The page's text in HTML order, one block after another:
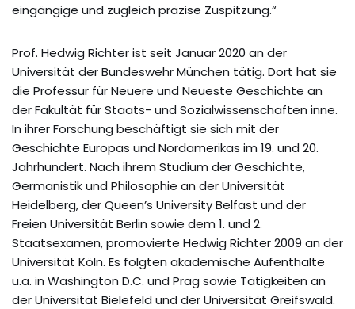
eingängige und zugleich präzise Zuspitzung.“
Prof. Hedwig Richter ist seit Januar 2020 an der
Universität der Bundeswehr München tätig. Dort hat sie
die Professur für Neuere und Neueste Geschichte an
der Fakultät für Staats- und Sozialwissenschaften inne.
In ihrer Forschung beschäftigt sie sich mit der
Geschichte Europas und Nordamerikas im 19. und 20.
Jahrhundert. Nach ihrem Studium der Geschichte,
Germanistik und Philosophie an der Universität
Heidelberg, der Queen’s University Belfast und der
Freien Universität Berlin sowie dem 1. und 2.
Staatsexamen, promovierte Hedwig Richter 2009 an der
Universität Köln. Es folgten akademische Aufenthalte
u.a. in Washington D.C. und Prag sowie Tätigkeiten an
der Universität Bielefeld und der Universität Greifswald.